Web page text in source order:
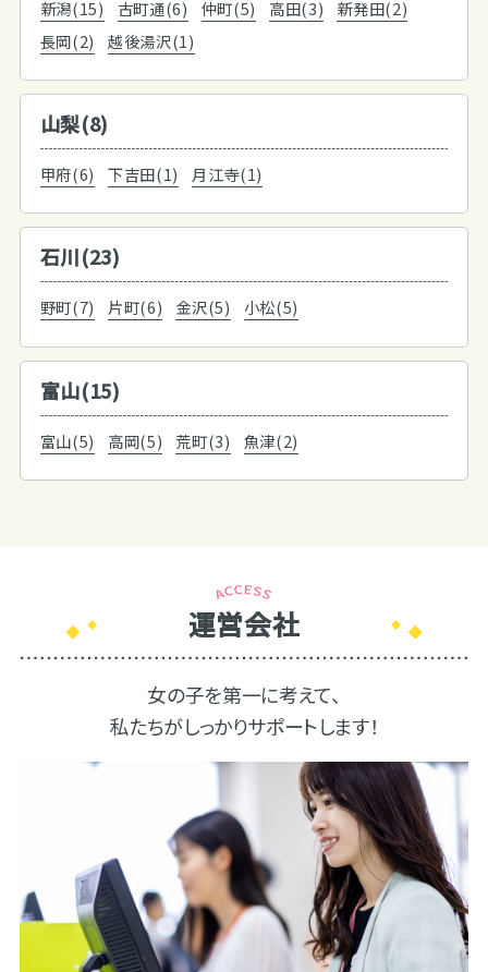
新潟(15) 古町通(6) 仲町(5) 高田(3)
新発田(2)
長岡(2)
越後湯沢(1)
山梨(8)
甲府(6) 下吉田(1) 月江寺(1)
石川(23)
野町(7) 片町(6) 金沢(5) 小松(5)
富山(15)
富山(5) 高岡(5) 荒町(3) 魚津(2)
運営会社
女の子を第一に考えて、
私たちがしっかりサポートします！